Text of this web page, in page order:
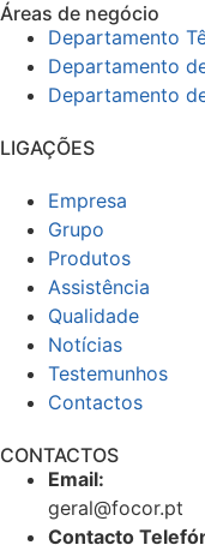
Áreas de negócio
Departamento
Departamento
Departamento
LIGAÇÕES
Empresa
Grupo
Produtos
Assistência
Qualidade
Notícias
Testemunhos
Contactos
CONTACTOS
Email:
geral@focor.pt
Contacto